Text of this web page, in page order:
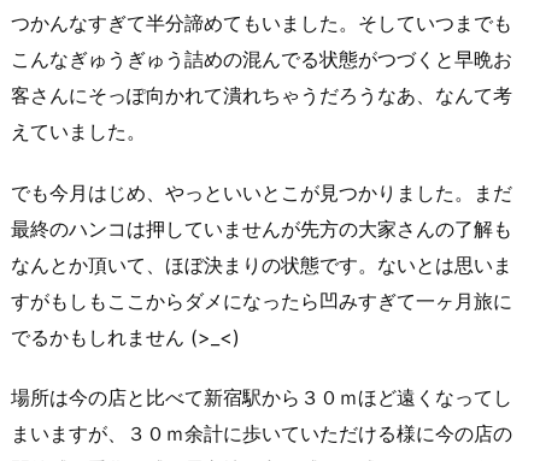
つかんなすぎて半分諦めてもいました。そしていつまでも
こんなぎゅうぎゅう詰めの混んでる状態がつづくと早晩お
客さんにそっぽ向かれて潰れちゃうだろうなあ、なんて考
えていました。
でも今月はじめ、やっといいとこが見つかりました。まだ
最終のハンコは押していませんが先方の大家さんの了解も
なんとか頂いて、ほぼ決まりの状態です。ないとは思いま
すがもしもここからダメになったら凹みすぎて一ヶ月旅に
でるかもしれません (>_<)
場所は今の店と比べて新宿駅から３０ｍほど遠くなってし
まいますが、３０ｍ余計に歩いていただける様に今の店の